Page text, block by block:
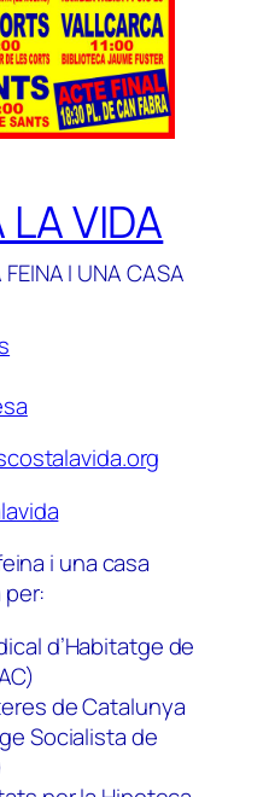
VIDA
I UNA CASA
i una casa
d’Habitatge de
de Catalunya
Socialista de